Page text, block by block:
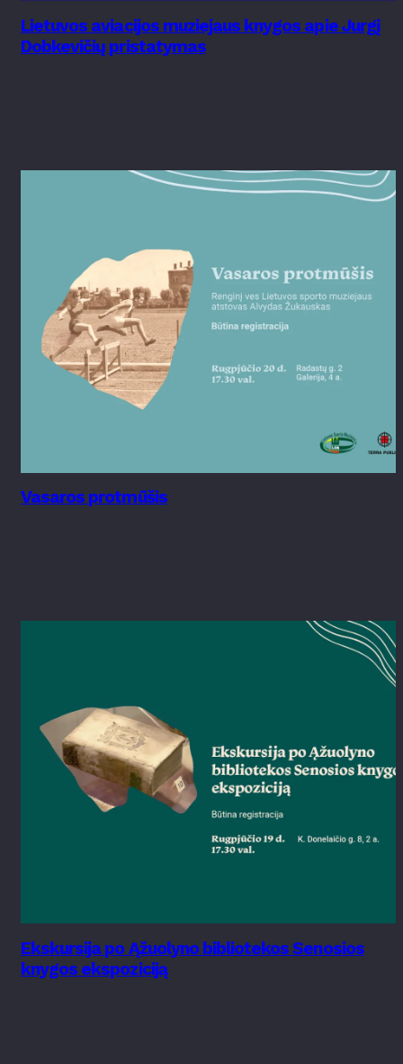
Lietuvos aviacijos muziejaus knygos apie Jurgį
Dobkevičių pristatymas
Vasaros protmūšis
Ekskursija po Ąžuolyno bibliotekos Senosios
knygos ekspoziciją